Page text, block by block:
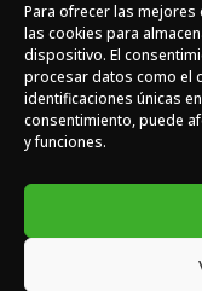
Para ofrecer las
las cookies para
dispositivo. El
procesar datos como el
identificaciones únicas
consentimiento, puede
y funciones.
Síguenos en
Instagram
Facebook
X